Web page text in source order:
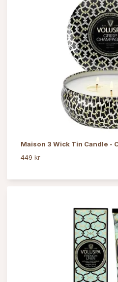
Maison 3 Wick Tin Candle -
449 kr